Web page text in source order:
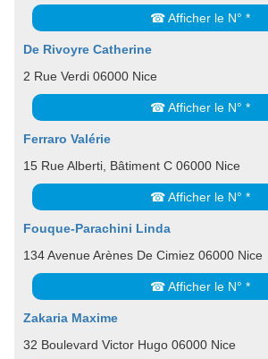
☎ Afficher le N° *
De Rivoyre Catherine
2 Rue Verdi 06000 Nice
☎ Afficher le N° *
Ferraro Valérie
15 Rue Alberti, Bâtiment C 06000 Nice
☎ Afficher le N° *
Fouque-Parachini Linda
134 Avenue Arènes De Cimiez 06000 Nice
☎ Afficher le N° *
Zakaria Maxime
32 Boulevard Victor Hugo 06000 Nice